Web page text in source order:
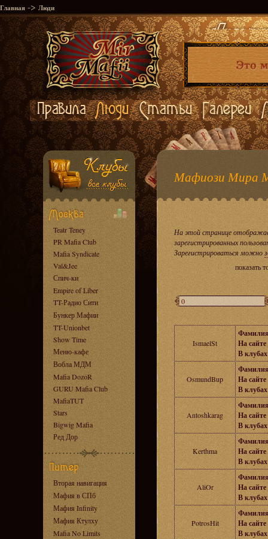
Главная -> Люди
Teatr Teney
PR Mafia Club
Mafia Syndicate
Val&Jee
Спич-ки
Empire of Liber
TT-Радио Сити
Бункер Мафии
TT-Unionbet
Show Time
Меню-кафе
Вобла МДМ
Mafia DozoR
GURU Mafia Club
MafiaTUT
Stars
Bigwig Mafia
Ред Дор
Вторая навигация
Мафия в СПб
Мафия Infinity
Мафия Ктулху
Mafia No Limits
Мафиози Мира
На этой странице
зарегистрированных
Зарегистрироваться можно
показать
IsmaelSt
На сайте
В клубах
OsmundBup
На сайте
В клубах
Antoshkarag
На сайте
В клубах
Kerthma
На сайте
В клубах
AliOr
На сайте
В клубах
PotrosHit
На сайте
В клубах